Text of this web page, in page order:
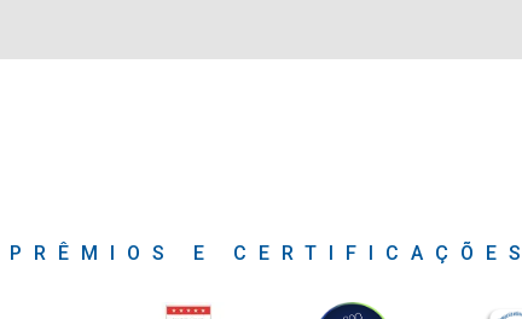
PRÊMIOS E CERTIFICAÇÕES